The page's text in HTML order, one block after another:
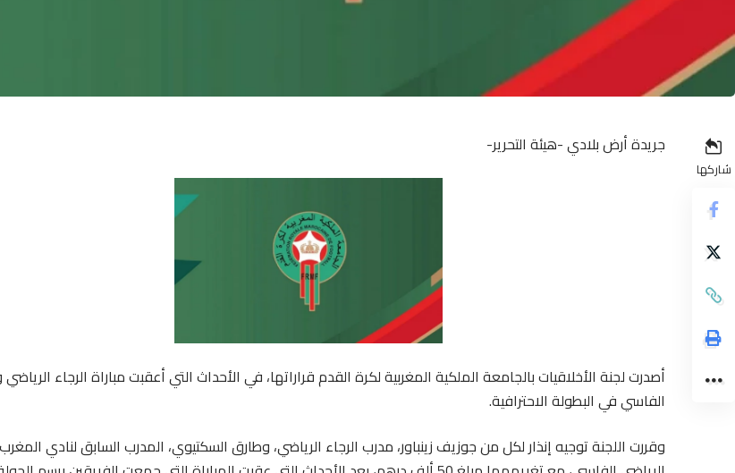
شاركها
جريدة أرض بلادي -هيئة التحرير-
أصدرت لجنة الأخلاقيات بالجامعة الملكية المغربية لكرة القدم قراراتها، في الأحداث التي أعقبت مباراة الرجاء
الفاسي في البطولة الاحترافية.
وقررت اللجنة توجيه إنذار لكل من جوزيف زينباور، مدرب الرجاء الرياضي، وطارق السكتيوي، المدرب السابق لنادي المغرب